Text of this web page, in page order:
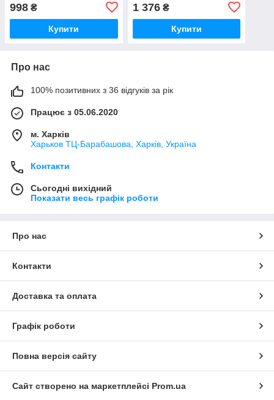
998 ₴
Купити
1 376₴
Купити
Про нас
100% позитивних з 36 відгуків за рік
Працює з 05.06.2020
м. Харків
Харьков ТЦ-Барабашова, Харків, Україна
Контакти
Сьогодні вихідний
Показати весь графік роботи
Про нас
Контакти
Доставка та оплата
Графік роботи
Повна версія сайту
Сайт створено на маркетплейсі Prom.ua